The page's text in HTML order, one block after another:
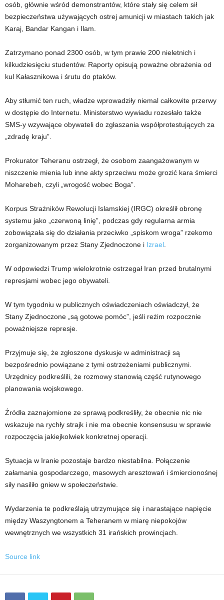
osób, głównie wśród demonstrantów, które stały się celem sił
bezpieczeństwa używających ostrej amunicji w miastach takich jak
Karaj, Bandar Kangan i Ilam.
Zatrzymano ponad 2300 osób, w tym prawie 200 nieletnich i
kilkudziesięciu studentów. Raporty opisują poważne obrażenia od
kul Kałasznikowa i śrutu do ptaków.
Aby stłumić ten ruch, władze wprowadziły niemal całkowite przerwy
w dostępie do Internetu. Ministerstwo wywiadu rozesłało także
SMS-y wzywające obywateli do zgłaszania współprotestujących za
„zdradę kraju”.
Prokurator Teheranu ostrzegł, że osobom zaangażowanym w
niszczenie mienia lub inne akty sprzeciwu może grozić kara śmierci
Moharebeh, czyli „wrogość wobec Boga”.
Korpus Strażników Rewolucji Islamskiej (IRGC) określił obronę
systemu jako „czerwoną linię”, podczas gdy regularna armia
zobowiązała się do działania przeciwko „spiskom wroga” rzekomo
zorganizowanym przez Stany Zjednoczone i Izrael
W odpowiedzi Trump wielokrotnie ostrzegał Iran przed brutalnymi
represjami wobec jego obywateli.
W tym tygodniu w publicznych oświadczeniach oświadczył, że
Stany Zjednoczone „są gotowe pomóc”, jeśli reżim rozpocznie
poważniejsze represje.
Przyjmuje się, że zgłoszone dyskusje w administracji są
bezpośrednio powiązane z tymi ostrzeżeniami publicznymi.
Urzędnicy podkreślili, że rozmowy stanowią część rutynowego
planowania wojskowego.
Źródła zaznajomione ze sprawą podkreśliły, że obecnie nic nie
wskazuje na rychły strajk i nie ma obecnie konsensusu w sprawie
rozpoczęcia jakiejkolwiek konkretnej operacji.
Sytuacja w Iranie pozostaje bardzo niestabilna. Połączenie
załamania gospodarczego, masowych aresztowań i śmiercionośnej
siły nasiliło gniew w społeczeństwie.
Wydarzenia te podkreślają utrzymujące się i narastające napięcie
między Waszyngtonem a Teheranem w miarę niepokojów
wewnętrznych we wszystkich 31 irańskich prowincjach.
Source link